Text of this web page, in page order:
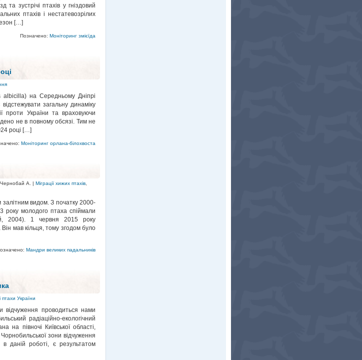
та зустрічі птахів у гніздовий
птахів і нестатевозрілих
[…]
Позначено: Моніторинг змієїда
albicilla) на Середньому Дніпрі
загальну динаміку
проти України та враховуючи
не в повному обсязі. Тим не
році […]
Моніторинг орлана-білохвоста
А. | Міграції хижих птахів
залітним видом. З початку 2000-
року молодого птаха спіймали
2004). 1 червня 2015 року
Він мав кільця, тому згодом було
Мандри великих падальників
птахи України
відчуження проводиться нами
радіаційно-екологічний
на півночі Київської області,
зони відчуження
даній роботі, є результатом